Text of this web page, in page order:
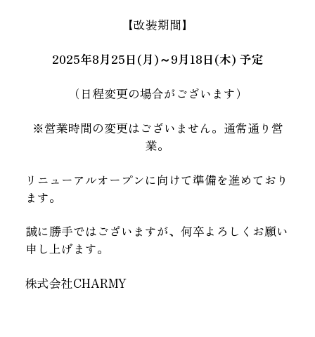
【改装期間】
2025年8月25日(月)～9月18日(木) 予定
（日程変更の場合がございます）
※営業時間の変更はございません。通常通り営
業。
リニューアルオープンに向けて準備を進めており
ます。
誠に勝手ではございますが、何卒よろしくお願い
申し上げます。
株式会社CHARMY